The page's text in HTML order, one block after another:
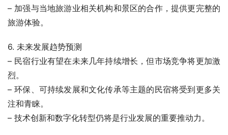
– 加强与当地旅游业相关机构和景区的合作，提供更完整的
旅游体验。
6. 未来发展趋势预测
– 民宿行业有望在未来几年持续增长，但市场竞争将更加激
烈。
– 环保、可持续发展和文化传承等主题的民宿将受到更多关
注和青睐。
– 技术创新和数字化转型仍将是行业发展的重要推动力。